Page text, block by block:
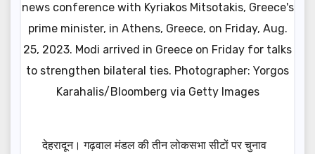
news conference with Kyriakos Mitsotakis, Greece's
prime minister, in Athens, Greece, on Friday, Aug.
25, 2023. Modi arrived in Greece on Friday for talks
to strengthen bilateral ties. Photographer: Yorgos
Karahalis/Bloomberg via Getty Images
देहरादून। गढ़वाल मंडल की तीन लोकसभा सीटों पर चुनाव